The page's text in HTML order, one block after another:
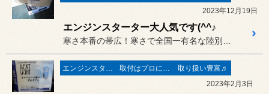
2023年12月19日
エンジンスターター大人気です(^^♪
エンジンスターターでポカポカ 取付はプロにお任せ♪
取り扱い豊富♬
2023年2月3日